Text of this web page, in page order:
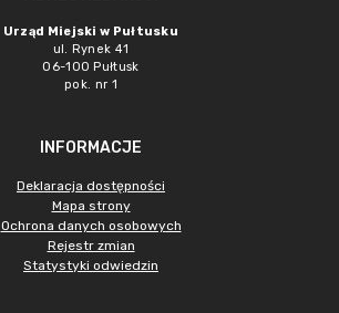
Urząd Miejski w Pułtusku
ul. Rynek 41
06-100 Pułtusk
pok. nr 1
INFORMACJE
Deklaracja dostępności
Mapa strony
Ochrona danych osobowych
Rejestr zmian
Statystyki odwiedzin